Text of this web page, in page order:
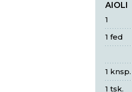
AIOLI
1
1 fed
1 knsp.
1 tsk.